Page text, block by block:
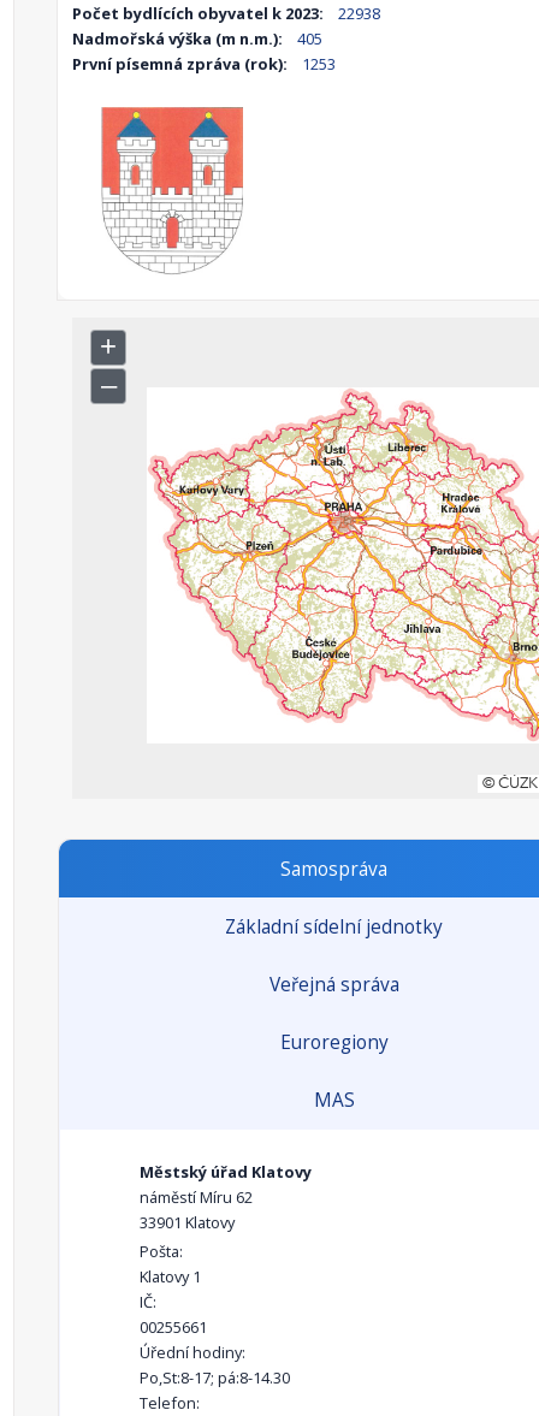
Počet bydlících obyvatel k 2023:
22938
Nadmořská výška (m n.m.):
405
První písemná zpráva (rok):
1253
Samospráva
Základní sídelní jednotky
Veřejná správa
Euroregiony
MAS
Městský úřad Klatovy
náměstí Míru 62
33901 Klatovy
Pošta:
Klatovy 1
IČ:
00255661
Úřední hodiny:
Po,St:8-17; pá:8-14.30
Telefon: